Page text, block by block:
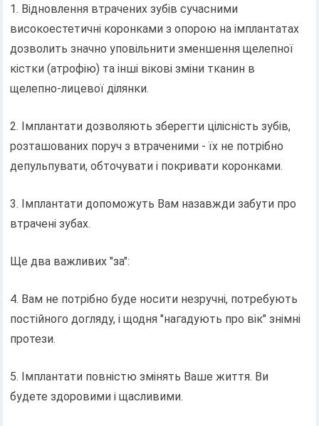
1. Відновлення втрачених зубів сучасними
високоестетичні коронками з опорою на імплантатах
дозволить значно уповільнити зменшення щелепної
кістки (атрофію) та інші вікові зміни тканин в
щелепно-лицевої ділянки.
2. Імплантати дозволяють зберегти цілісність зубів,
розташованих поруч з втраченими - їх не потрібно
депульпувати, обточувати і покривати коронками.
3. Імплантати допоможуть Вам назавжди забути про
втрачені зубах.
Ще два важливих "за":
4. Вам не потрібно буде носити незручні, потребують
постійного догляду, і щодня "нагадують про вік" знімні
протези.
5. Імплантати повністю змінять Ваше життя. Ви
будете здоровими і щасливими.